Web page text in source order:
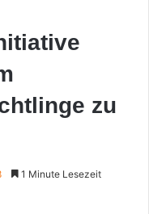
zu
1 Minute Lesezeit